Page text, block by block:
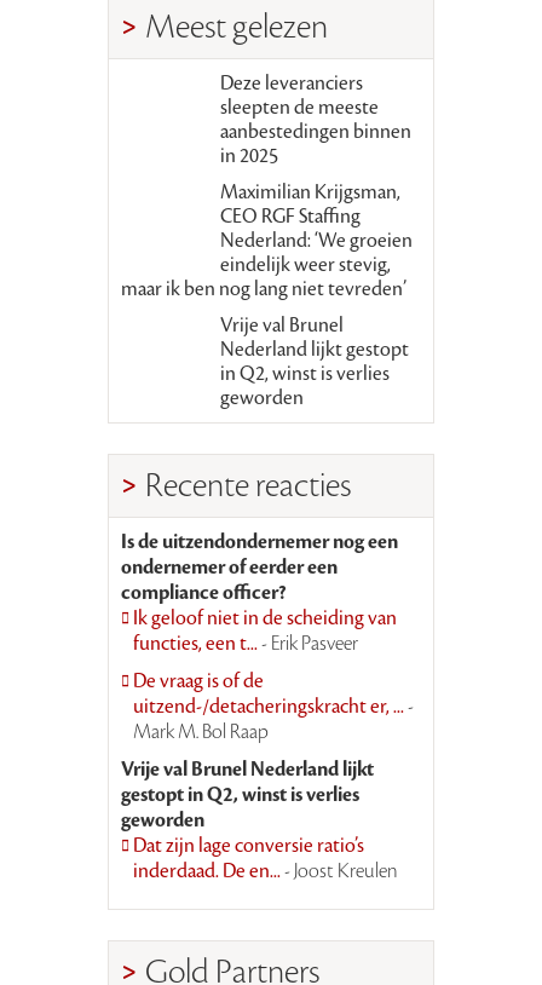
Meest gelezen
Deze leveranciers
sleepten de meeste
aanbestedingen binnen
in 2025
Maximilian Krijgsman,
CEO RGF Staffing
Nederland: ‘We groeien
eindelijk weer stevig,
maar ik ben nog lang niet tevreden’
Vrije val Brunel
Nederland lijkt gestopt
in Q2, winst is verlies
geworden
Recente reacties
Is de uitzendondernemer nog een
ondernemer of eerder een
compliance officer?
Ik geloof niet in de scheiding van
functies, een t...- Erik Pasveer
De vraag is of de
uitzend-/detacheringskracht er, ...-
Mark M. Bol Raap
Vrije val Brunel Nederland lijkt
gestopt in Q2, winst is verlies
geworden
Dat zijn lage conversie ratio’s
inderdaad. De en...- Joost Kreulen
Gold Partners